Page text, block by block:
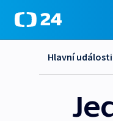
Hlavní události